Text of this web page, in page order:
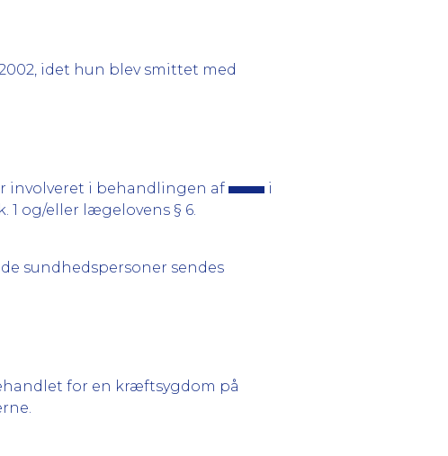
idet hun blev smittet med
involveret i behandlingen af
i
1 og/eller lægelovens § 6.
sundhedspersoner sendes
for en kræftsygdom på